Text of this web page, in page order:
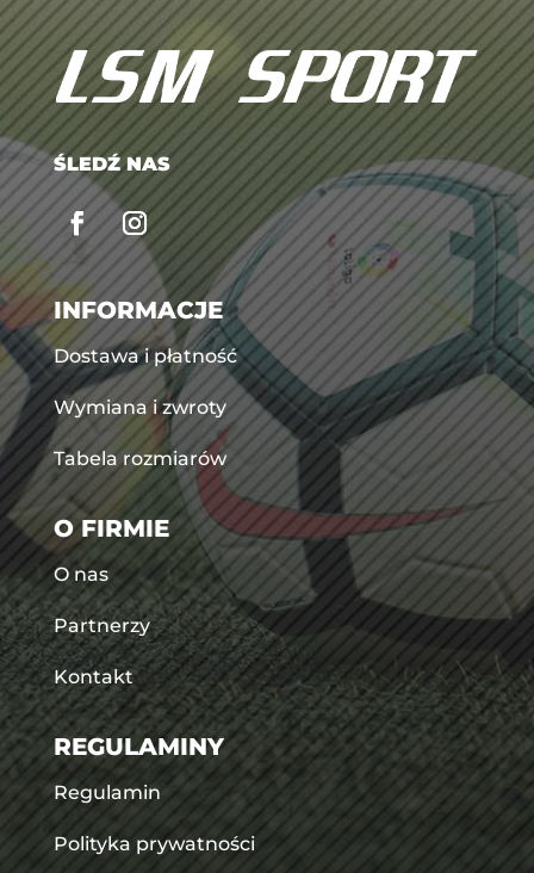
ŚLEDŹ NAS
INFORMACJE
Dostawa i płatność
Wymiana i zwroty
Tabela rozmiarów
O FIRMIE
O nas
Partnerzy
Kontakt
REGULAMINY
Regulamin
Polityka prywatności